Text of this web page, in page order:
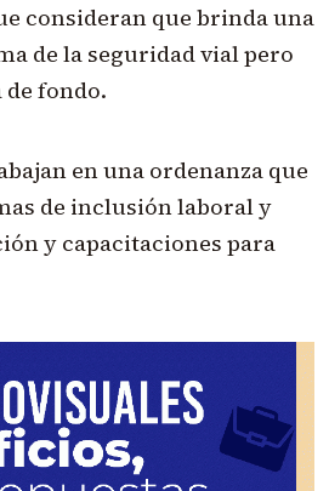
consideran que brinda una
de la seguridad vial pero
fondo.
en una ordenanza que
de inclusión laboral y
y capacitaciones para